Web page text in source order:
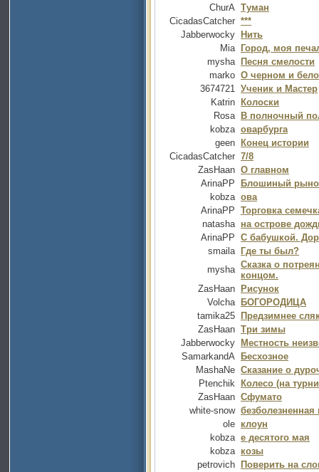
ChurA Туман
CicadasCatcher ***
Jabberwocky
Нить
Mia Город, моя
mysha Песня смелости
marko О черном и
3674721 Ученик и Мастер
Katrin
Колоски
Rosa В полночный
kobza оварбурга
geen
Конец истории
CicadasCatcher 7/8
ZasHaan О главном
ArinaPP
Блошиный
kobza ова
ArinaPP Торговка
natasha на острове
ArinaPP С бабушкой.
smaila Где ты был?
mysha Сказка о
концом.
ZasHaan
Рисунок
Volcha БОГОРОДИЦА
tamika25
Предзимнее
ZasHaan Три зимы
Jabberwocky
Местность
SamarkandA
Бесхозное
MashaNe Сказание о
Ptenchik
Колесо (на
ZasHaan Сфумато
white-snow безболезненная
ole клоун
kobza е десятого мая
kobza козы
petrovich
Поверить на